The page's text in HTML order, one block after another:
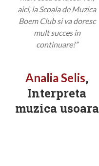
aici, la Scoala de Muzica
Boem Club si va doresc
mult succes in
continuare!”
Analia Selis,
Interpreta
muzica usoara